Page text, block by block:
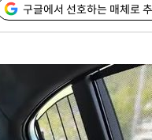
구글에서 선호하는 매체로